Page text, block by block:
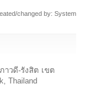
changed by: System
าวดี-รังสิต เขต
Thailand